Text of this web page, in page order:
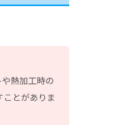
熱加工時の
とがありま